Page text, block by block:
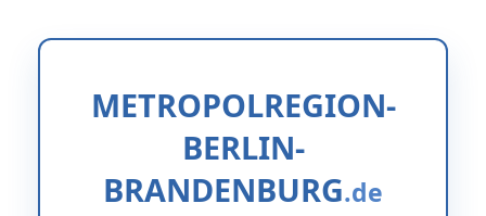
METROPOLREGION-
BERLIN-
BRANDENBURG